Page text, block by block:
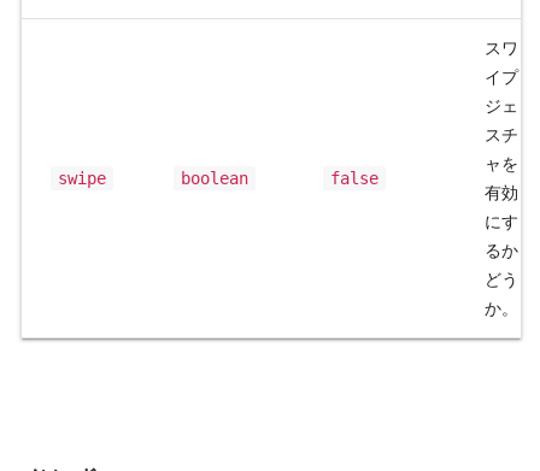
swipe boolean false
スワ
イプ
ジェ
スチ
ャを
有効
にす
るか
どう
か。